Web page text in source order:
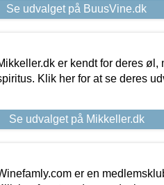
Se udvalget på BuusVine.dk
er kendt for deres
Klik her for at se deres
Se udvalget på Mikkeller.dk
er en